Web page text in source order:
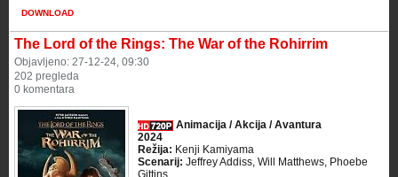
DOWNLOAD
The Lord of the Rings: The War of the Rohirrim
Objavljeno: 27-12-24, 09:30
202 pregleda
0 komentara
Animacija / Akcija / Avantura
2024
Režija: Kenji Kamiyama
Scenarij: Jeffrey Addiss, Will Matthews, Phoebe
Gittins